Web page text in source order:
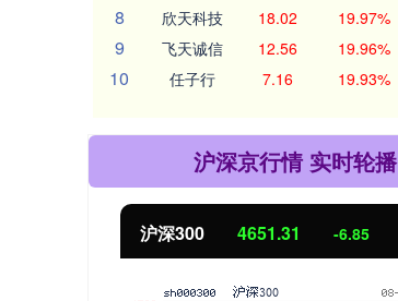
8 欣天科技 18.02 19.97%
9 飞天诚信 12.56 19.96%
10 任子行 7.16 19.93%
沪深京行情 实时轮播
北证50 1122.88 3.42